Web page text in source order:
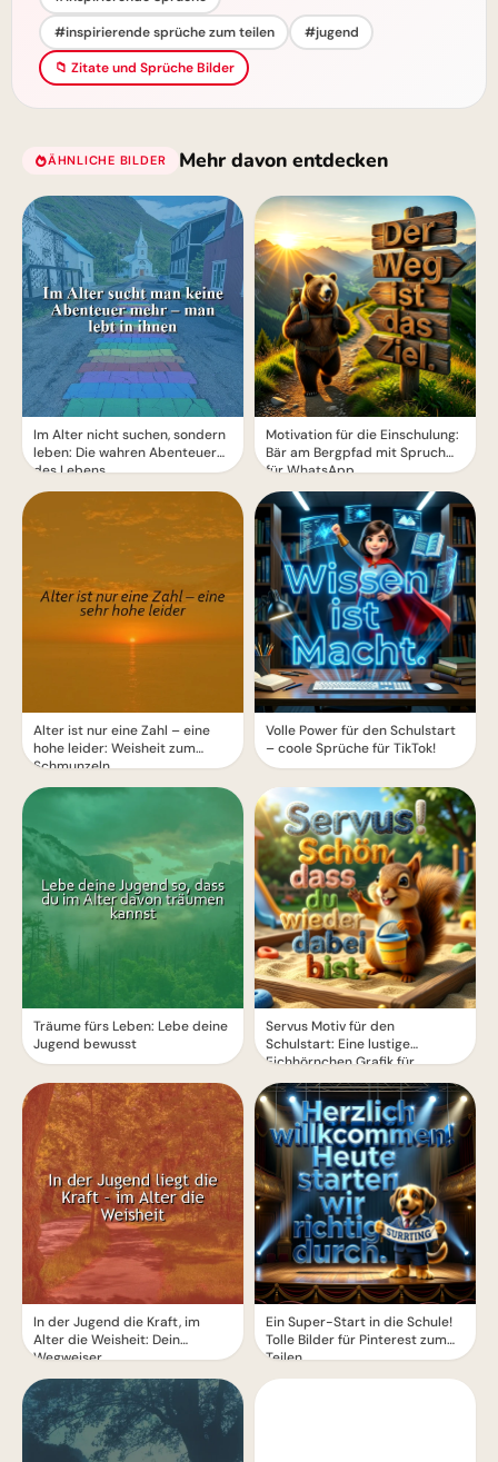
#inspirierende sprüche zum teilen
#jugend
📁 Zitate und Sprüche Bilder
ÄHNLICHE BILDER Mehr davon entdecken
Im Alter nicht suchen, sondern
leben: Die wahren Abenteuer
des Lebens
Alter ist nur eine Zahl – eine
hohe leider: Weisheit zum
Schmunzeln
Träume fürs Leben: Lebe deine
Jugend bewusst
In der Jugend die Kraft, im
Alter die Weisheit: Dein
Wegweiser
Motivation für die Einschulung:
Bär am Bergpfad mit Spruch
für WhatsApp
Volle Power für den Schulstart
– coole Sprüche für TikTok!
Servus Motiv für den
Schulstart: Eine lustige
Eichhörnchen Grafik für
WhatsApp
Ein Super-Start in die Schule!
Tolle Bilder für Pinterest zum
Teilen.